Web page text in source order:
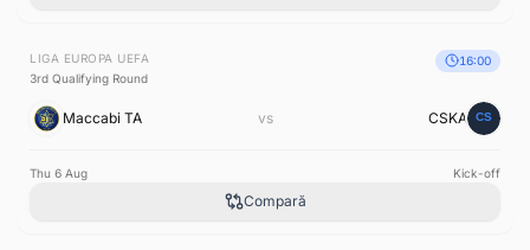
LIGA EUROPA UEFA
3rd Qualifying Round
16:00
Maccabi TA vs CSKA
Thu 6 Aug Kick-off
Compară